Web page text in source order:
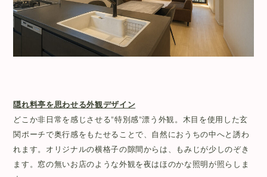
隠れ料亭を思わせる外観デザイン
どこか非日常を感じさせる"特別感"漂う外観。木目を使用した玄
関ポーチで奥行感をもたせることで、自然におうちの中へと誘わ
れます。オリジナルの横格子の隙間からは、もみじが少しのぞき
ます。窓の無いお店のような外観を夜はほのかな照明が照らしま